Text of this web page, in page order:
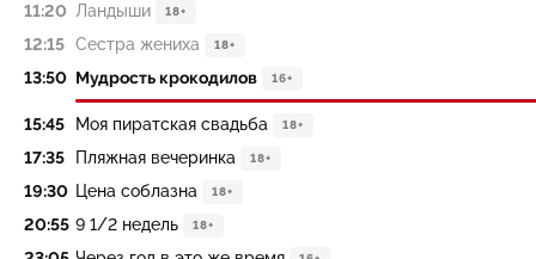
11:20 Ландыши 18+
12:15 Сестра жениха 18+
13:50 Мудрость крокодилов 16+
15:45 Моя пиратская свадьба 18+
17:35 Пляжная вечеринка 18+
19:30 Цена соблазна 18+
20:55 9 1/2 недель 18+